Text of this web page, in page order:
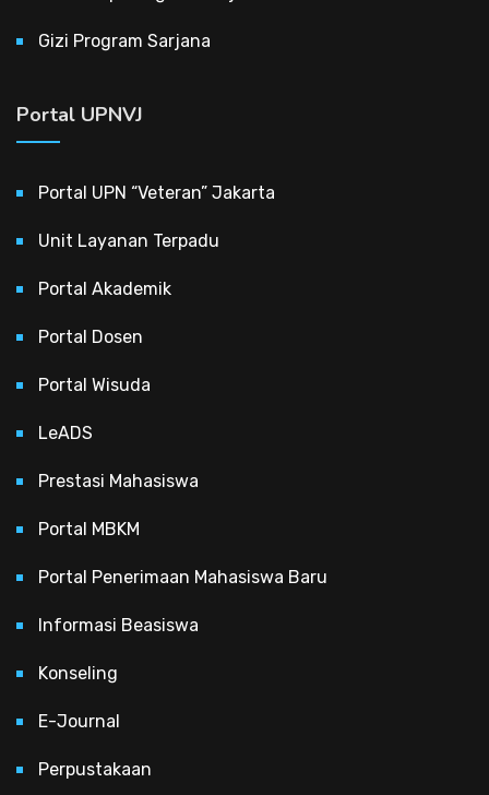
Gizi Program Sarjana
Portal UPNVJ
Portal UPN “Veteran” Jakarta
Unit Layanan Terpadu
Portal Akademik
Portal Dosen
Portal Wisuda
LeADS
Prestasi Mahasiswa
Portal MBKM
Portal Penerimaan Mahasiswa Baru
Informasi Beasiswa
Konseling
E-Journal
Perpustakaan